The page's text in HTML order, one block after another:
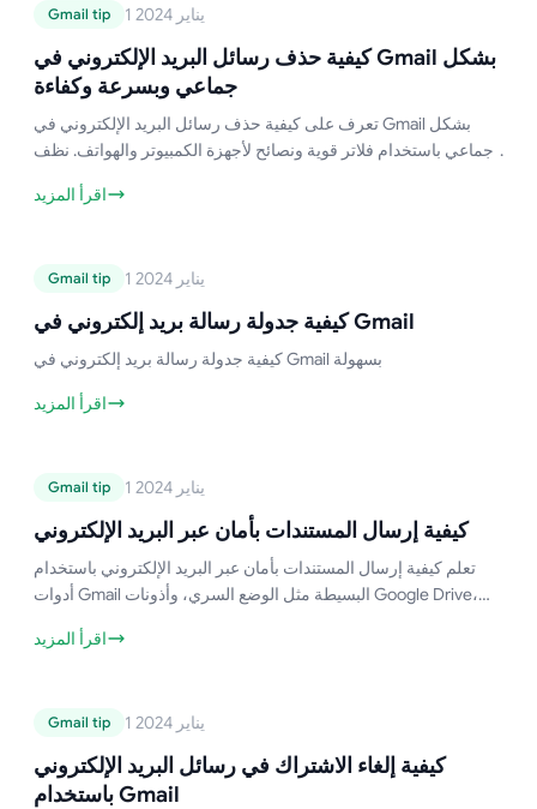
كيفية حذف رسائل البريد الإلكتروني في
Gmail بشكل جماعي وبسرعة وكفاءة
دليل Gmail
Gmail tip 1 يناير 2024
كيفية حذف رسائل البريد الإلكتروني في Gmail بشكل
جماعي وبسرعة وكفاءة
تعرف على كيفية حذف رسائل البريد الإلكتروني في Gmail بشكل
جماعي باستخدام فلاتر قوية ونصائح لأجهزة الكمبيوتر والهواتف. نظف
اقرأ المزيد
كيفية جدولة رسالة بريد إلكتروني في
Gmail
دليل Gmail
Gmail tip 1 يناير 2024
كيفية جدولة رسالة بريد إلكتروني في Gmail
كيفية جدولة رسالة بريد إلكتروني في Gmail بسهولة
اقرأ المزيد
كيفية إرسال المستندات بأمان عبر البريد
الإلكتروني
دليل Gmail
Gmail tip 1 يناير 2024
كيفية إرسال المستندات بأمان عبر البريد الإلكتروني
تعلم كيفية إرسال المستندات بأمان عبر البريد الإلكتروني باستخدام
أدوات Gmail البسيطة مثل الوضع السري، وأذونات Google Drive،
اقرأ المزيد
كيفية إلغاء الاشتراك في رسائل البريد
الإلكتروني باستخدام Gmail
دليل Gmail
Gmail tip 1 يناير 2024
كيفية إلغاء الاشتراك في رسائل البريد الإلكتروني
باستخدام Gmail